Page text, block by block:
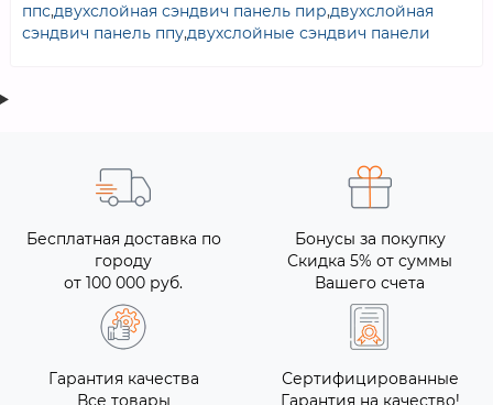
ппс,двухслойная сэндвич панель пир,двухслойная
сэндвич панель ппу,двухслойные сэндвич панели
Бесплатная доставка по
городу
от 100 000 руб.
Бонусы за покупку
Скидка 5% от суммы
Вашего счета
Гарантия качества
Все товары
Сертифицированные
Гарантия на качество!